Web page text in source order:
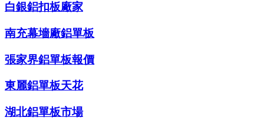
白銀鋁扣板廠家
南充幕墻廠鋁單板
張家界鋁單板報價
東麗鋁單板天花
湖北鋁單板市場